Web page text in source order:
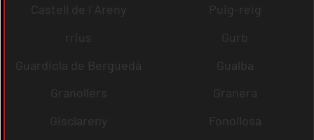
Castell de l´Areny
Puig-reig
rrius
Gurb
Guardiola de Berguedà
Gualba
Granollers
Granera
Gisclareny
Fonollosa